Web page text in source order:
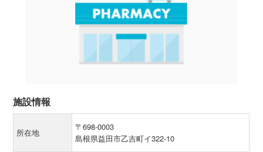
施設情報
所在地
〒698-0003
島根県益田市乙吉町イ322-10